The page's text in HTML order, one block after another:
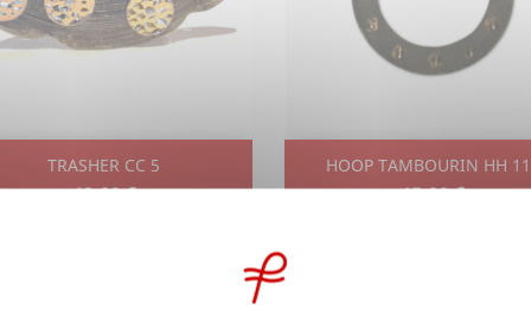
TRASHER CC 5
40,00 €
Aperçu rapide HOOP TAMBOURIN HH
45,00 €
Aperçu rapide